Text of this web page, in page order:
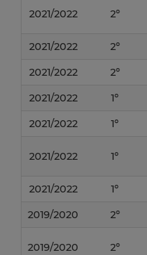
2021/2022 2º
2021/2022 2º
2021/2022 2º
2021/2022 1º
2021/2022 1º
2021/2022 1º
2021/2022 1º
2019/2020 2º
2019/2020 2º